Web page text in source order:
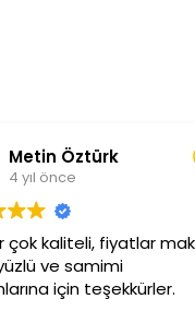
Öztürk
önce
kaliteli, fiyatlar makul.
ve samimi
için teşekkürler.